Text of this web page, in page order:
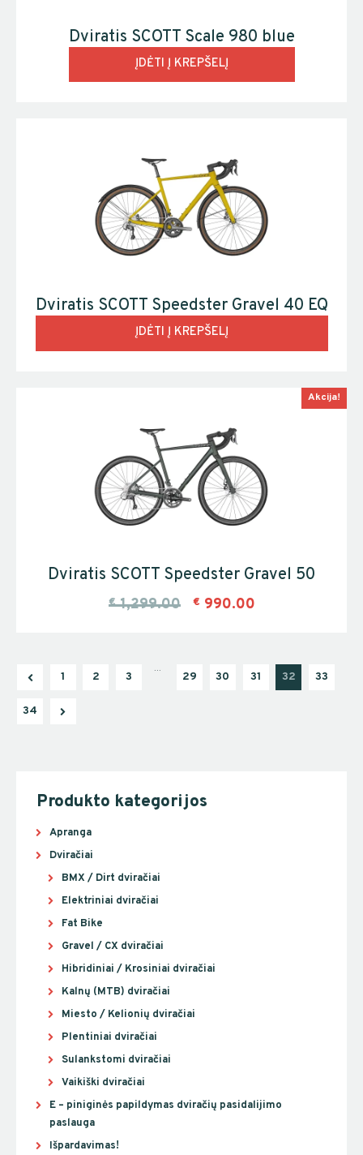
Dviratis SCOTT Scale 980 blue
ĮDĖTI Į KREPŠELĮ
Dviratis SCOTT Speedster Gravel 40 EQ
ĮDĖTI Į KREPŠELĮ
Akcija!
Dviratis SCOTT Speedster Gravel 50
€ 1,299.00 € 990.00
1 2 3
…
29 30 31 32 33
34
Produkto kategorijos
Apranga
Dviračiai
BMX / Dirt dviračiai
Elektriniai dviračiai
Fat Bike
Gravel / CX dviračiai
Hibridiniai / Krosiniai dviračiai
Kalnų (MTB) dviračiai
Miesto / Kelionių dviračiai
Plentiniai dviračiai
Sulankstomi dviračiai
Vaikiški dviračiai
E – piniginės papildymas dviračių pasidalijimo
paslauga
Išpardavimas!